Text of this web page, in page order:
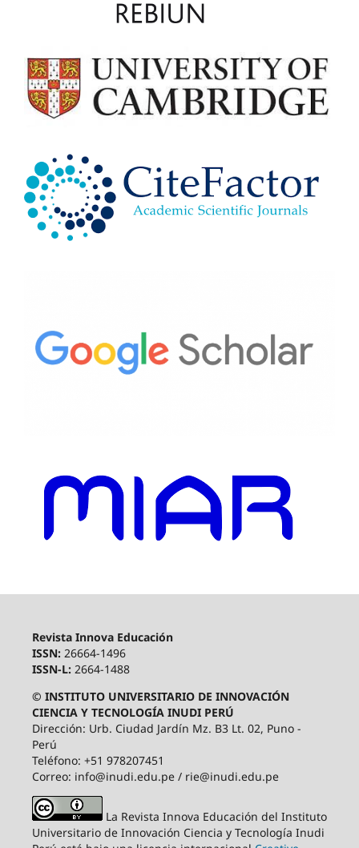
Revista Innova Educación
ISSN: 26664-1496
ISSN-L: 2664-1488
© INSTITUTO UNIVERSITARIO DE INNOVACIÓN
CIENCIA Y TECNOLOGÍA INUDI PERÚ
Dirección: Urb. Ciudad Jardín Mz. B3 Lt. 02, Puno -
Perú
Teléfono: +51 978207451
Correo: info@inudi.edu.pe / rie@inudi.edu.pe
La Revista Innova Educación del Instituto
Universitario de Innovación Ciencia y Tecnología Inudi